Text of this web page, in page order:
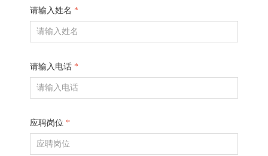
请输入姓名 *
请输入电话 *
应聘岗位 *